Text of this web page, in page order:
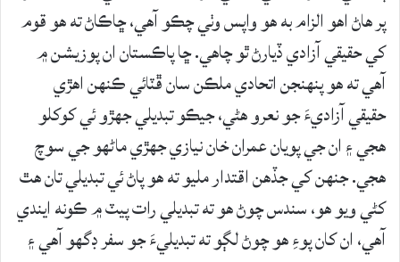
پر هاڻ اهو الزام به هو واپس وٺي چڪو آهي، ڇاڪاڻ ته هو قوم
کي حقيقي آزادي ڏيارڻ ٿو چاهي. ڇا پاڪستان ان پوزيشن ۾
آهي ته هو پنهنجن اتحادي ملڪن سان ڦٽائي ڪنهن اهڙي
حقيقي آزاديءَ جو نعرو هڻي، جيڪو تبديلي جهڙو ئي کوکلو
هجي ۽ ان جي پويان عمران خان نيازي جهڙي ماڻهو جي سوچ
هجي. جنهن کي جڏهن اقتدار مليو ته هو پاڻ ئي تبديلي تان هٿ
کڻي ويو هو، سندس چوڻ هو ته تبديلي رات پيٽ ۾ ڪونه ايندي
آهي، ان کان پوءِ هو چوڻ لڳو ته تبديليءَ جو سفر ڊگهو آهي ۽